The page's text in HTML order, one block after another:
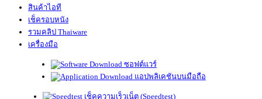
สินค้าไอที
เช็ครอบหนัง
รวมคลิป Thaiware
เครื่องมือ
ซอฟต์แวร์
แอปพลิเคชันบนมือถือ
เช็คความเร็วเน็ต (Speedtest)